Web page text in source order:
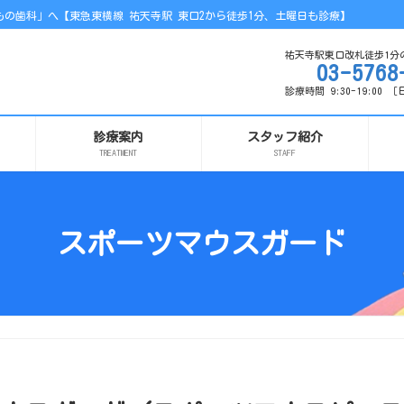
歯科」へ【東急東横線 祐天寺駅 東口2から徒歩1分、土曜日も診療】
祐天寺駅東口改札徒歩1
03-
診療時間 9:30-19:00 ［
診療案内
TREATMENT
スタッフ紹介
STAFF
スポーツマウスガード